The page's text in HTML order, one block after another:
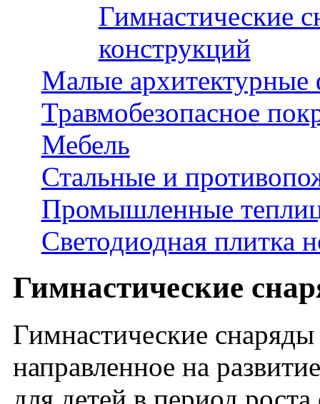
Гимнастические
конструкций
Малые
Травмобезопасное
Мебель
Стальные и
Промышленные
Светодиодная плитка
Гимнастические
Гимнастические
направленное на